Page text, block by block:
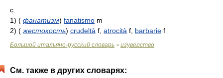
с.
1) ( фанатизм) fanatismo m
2) ( жестокость) crudeltà f, atrocità f, barbarie f
Большой итальяно-русский словарь > изуверство
См. также в других словарях: